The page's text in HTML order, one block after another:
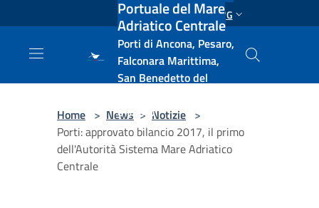
Salta al contenuto principale ENG
Portuale del Mare
Adriatico Centrale
Porti di Ancona, Pesaro,
Falconara Marittima,
San Benedetto del
e Vasto
Home > News > Notizie >
Porti: approvato bilancio 2017, il primo
dell'Autorità Sistema Mare Adriatico
Centrale